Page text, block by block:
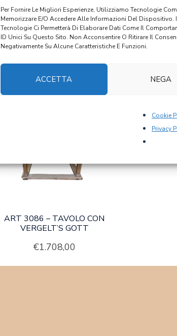
Per Fornire Le Migliori Esperienze, Utilizziamo Tecnologie
Memorizzare E/o Accedere Alle Informazioni Del Dispositivo.
Tecnologie Ci Permetterà Di Elaborare Dati Come Il
ID Unici Su Questo Sito. Non Acconsentire O Ritirare Il
Negativamente Su Alcune Caratteristiche E Funzioni.
ACCETTA NEGA
Cookie
Privacy
ART 0039 – ALZATA DA
TROUMEAU
€1.464,00
ART 0068
ART 3086 – TAVOLO CON
VERGELT’S GOTT
€1.708,00